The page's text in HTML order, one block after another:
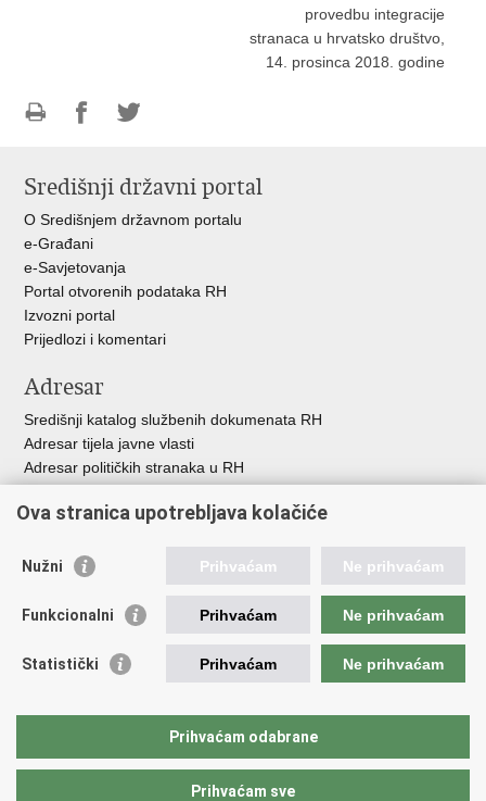
provedbu integracije
stranaca u hrvatsko društvo,
14. prosinca 2018. godine
FacebookuTwitteru
Središnji državni portal
O Središnjem državnom portalu
e-Građani
e-Savjetovanja
Portal otvorenih podataka RH
Izvozni portal
Prijedlozi i komentari
Adresar
Središnji katalog službenih dokumenata RH
Adresar tijela javne vlasti
Adresar političkih stranaka u RH
Besplatni telefoni javne uprave
Važne poveznice
Vlada Republike Hrvatske
Savjet za nacionalne manjine
Okvirna konvencija za zaštitu nacionalnih manjina
Ured zastupnika RH pred Eur.sudom za ljudska prava
Ova stranica upotrebljava kolačiće
Nužni Prihvaćam Ne prihvaćam
Funkcionalni Prihvaćam Ne prihvaćam
Statistički Prihvaćam Ne prihvaćam
Prihvaćam odabrane
Prihvaćam sve